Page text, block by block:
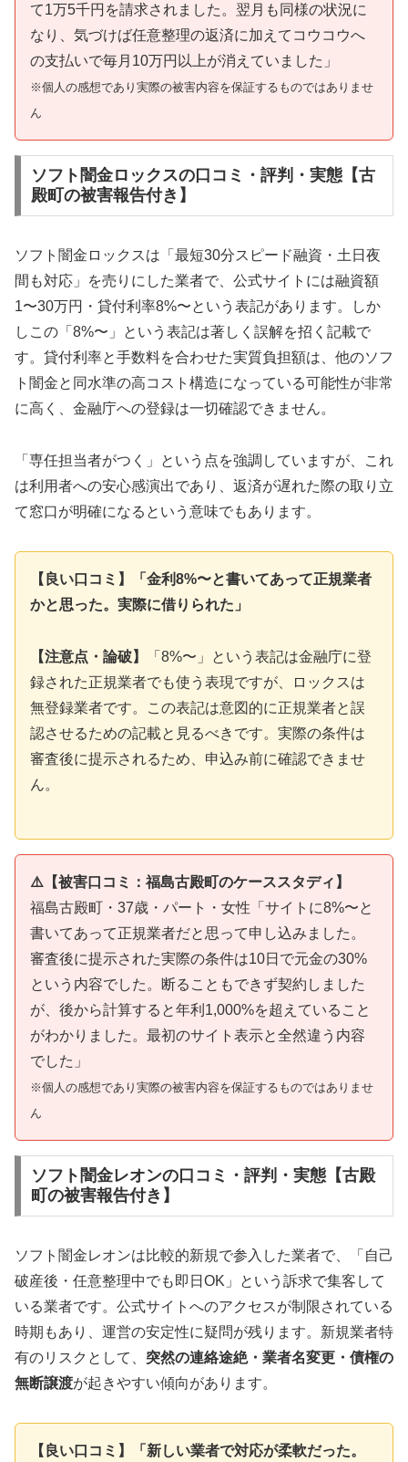
て1万5千円を請求されました。翌月も同様の状況に
なり、気づけば任意整理の返済に加えてコウコウへ
の支払いで毎月10万円以上が消えていました」
※個人の感想であり実際の被害内容を保証するものではありませ
ん
ソフト闇金ロックスの口コミ・評判・実態【古
殿町の被害報告付き】
ソフト闇金ロックスは「最短30分スピード融資・土日夜
間も対応」を売りにした業者で、公式サイトには融資額
1〜30万円・貸付利率8%〜という表記があります。しか
しこの「8%〜」という表記は著しく誤解を招く記載で
す。貸付利率と手数料を合わせた実質負担額は、他のソフ
ト闇金と同水準の高コスト構造になっている可能性が非常
に高く、金融庁への登録は一切確認できません。
「専任担当者がつく」という点を強調していますが、これ
は利用者への安心感演出であり、返済が遅れた際の取り立
て窓口が明確になるという意味でもあります。
【良い口コミ】「金利8%〜と書いてあって正規業者
かと思った。実際に借りられた」
【注意点・論破】
「8%〜」という表記は金融庁に登
録された正規業者でも使う表現ですが、ロックスは
無登録業者です。この表記は意図的に正規業者と誤
認させるための記載と見るべきです。実際の条件は
審査後に提示されるため、申込み前に確認できませ
ん。
⚠️【被害口コミ：福島古殿町のケーススタディ】
福島古殿町・37歳・パート・女性「サイトに8%〜と
書いてあって正規業者だと思って申し込みました。
審査後に提示された実際の条件は10日で元金の30%
という内容でした。断ることもできず契約しました
が、後から計算すると年利1,000%を超えていること
がわかりました。最初のサイト表示と全然違う内容
でした」
※個人の感想であり実際の被害内容を保証するものではありませ
ん
ソフト闇金レオンの口コミ・評判・実態【古殿
町の被害報告付き】
ソフト闇金レオンは比較的新規で参入した業者で、「自己
破産後・任意整理中でも即日OK」という訴求で集客して
いる業者です。公式サイトへのアクセスが制限されている
時期もあり、運営の安定性に疑問が残ります。新規業者特
有のリスクとして、 突然の連絡途絶・業者名変更・債権の
無断譲渡が起きやすい傾向があります。
【良い口コミ】「新しい業者で対応が柔軟だった。